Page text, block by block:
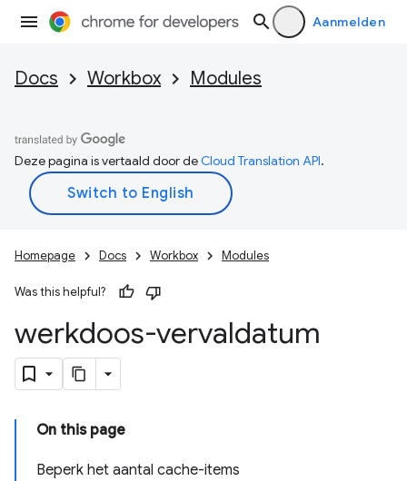
Aanmelden
Docs Workbox Modules
Deze pagina is vertaald door deCloud Translation API.
Homepage Docs Workbox Modules
Was this helpful?
werkdoos-vervaldatum
On this page
Beperk het aantal cache-items